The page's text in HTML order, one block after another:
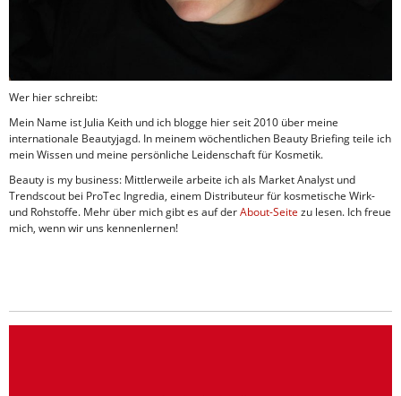
Wer hier schreibt:
Mein Name ist Julia Keith und ich blogge hier seit 2010 über meine
internationale Beautyjagd. In meinem wöchentlichen Beauty Briefing teile ich
mein Wissen und meine persönliche Leidenschaft für Kosmetik.
Beauty is my business: Mittlerweile arbeite ich als Market Analyst und
Trendscout bei ProTec Ingredia, einem Distributeur für kosmetische Wirk-
und Rohstoffe. Mehr über mich gibt es auf derAbout-Seite zu lesen. Ich freue
mich, wenn wir uns kennenlernen!